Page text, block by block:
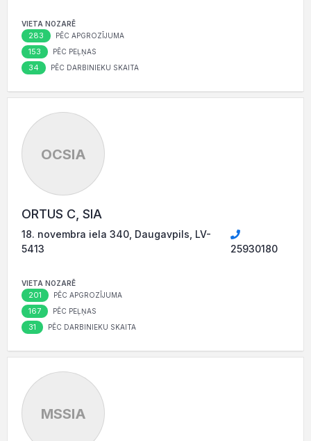
VIETA NOZARĒ
283 PĒC APGROZĪJUMA
153 PĒC PEĻŅAS
34 PĒC DARBINIEKU SKAITA
OCSIA
ORTUS C, SIA
18. novembra iela 340, Daugavpils, LV-
5413
25930180
VIETA NOZARĒ
201 PĒC APGROZĪJUMA
167 PĒC PEĻŅAS
31 PĒC DARBINIEKU SKAITA
MSSIA